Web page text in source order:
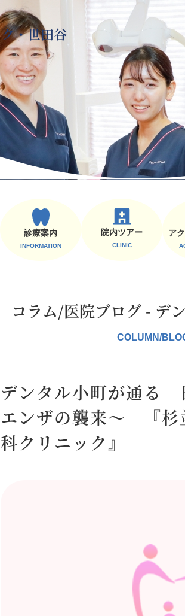
診療案内 院内ツアー ア
コラム/医院ブログ - デ
デンタル小町が通る
エンザの襲来～ 『杉
科クリニック』